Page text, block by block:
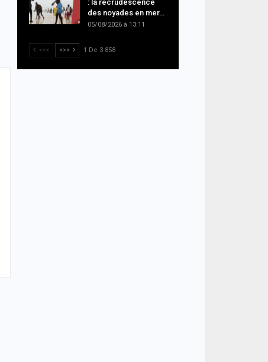
: la recrudescence
des noyades en mer…
05/08/2026 à 13:11
<<< >>> 1 De 3 858